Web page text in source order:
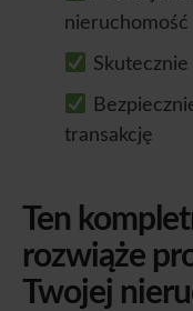
nieruchomość
transakcję
Ten
rozwiąże
Twojej